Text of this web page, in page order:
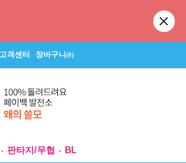
고객센터 장바구니(0)
판타지/무협 BL